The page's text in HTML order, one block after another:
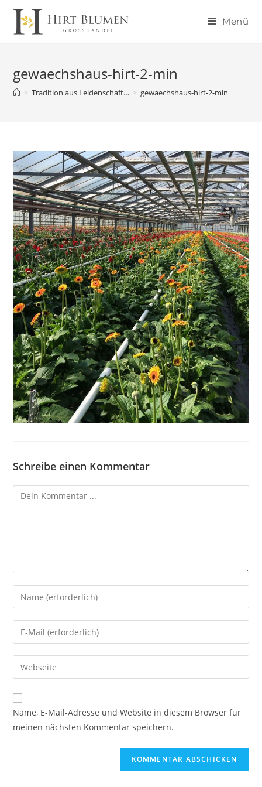
Menü
gewaechshaus-hirt-2-min
> Tradition aus Leidenschaft… > gewaechshaus-hirt-2-min
Schreibe einen Kommentar
Name, E-Mail-Adresse und Website in diesem Browser für
meinen nächsten Kommentar speichern.